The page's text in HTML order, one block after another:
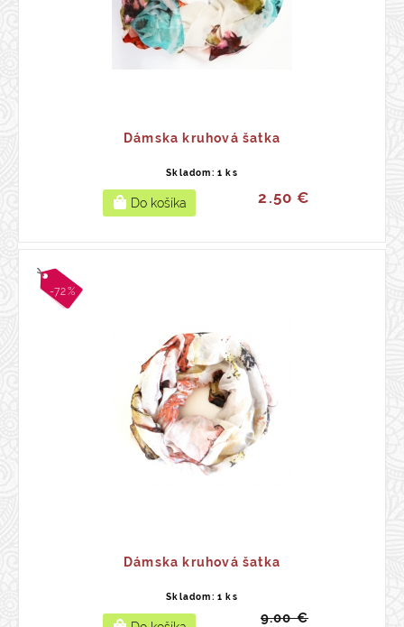
Dámska kruhová šatka
Skladom: 1 ks
2.50 €
-72%
Dámska kruhová šatka
Skladom: 1 ks
9.00 €